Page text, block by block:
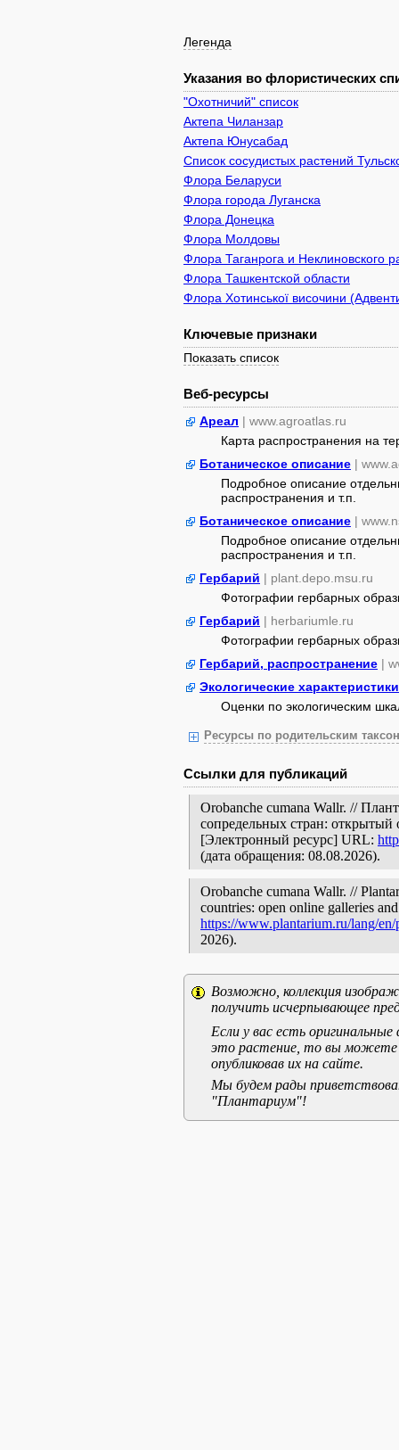
Легенда
Указания во флористических
"Охотничий" список
Актепа Чиланзар
Актепа Юнусабад
Список сосудистых растений
Флора Беларуси
Флора города Луганска
Флора Донецка
Флора Молдовы
Флора Таганрога и Неклиновского
Флора Ташкентской области
Флора Хотинської височини
Ключевые признаки
Показать список
Веб-ресурсы
Ареал | www.agroatlas.ru
Карта распространения на
Ботаническое описание |
Подробное описание
распространения и т.п.
Ботаническое описание |
Подробное описание
распространения и т.п.
Гербарий | plant.depo.msu.ru
Фотографии гербарных
Гербарий | herbariumle.ru
Фотографии гербарных
Гербарий, распространение |
Экологические характеристики
Оценки по экологическим
Ресурсы по родительским
Ссылки для публикаций
Orobanche cumana Wallr. //
сопредельных стран: открытый
[Электронный ресурс] URL:
(дата обращения: 08.08.2026).
Orobanche cumana Wallr. //
countries: open online galleries
https://www.plantarium.ru/lang/
2026).
Возможно, коллекция
получить исчерпывающее
Если у вас есть
это растение, то вы можете
опубликовав их на сайте.
Мы будем рады
"Плантариум"!